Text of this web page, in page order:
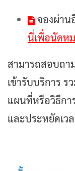
จองผ่าน
นี่เพื่อนัดห
สามารถสอบถา
เข้ารับบริการ ร
แผนที่หรือวิธีกา
และประหยัดเว